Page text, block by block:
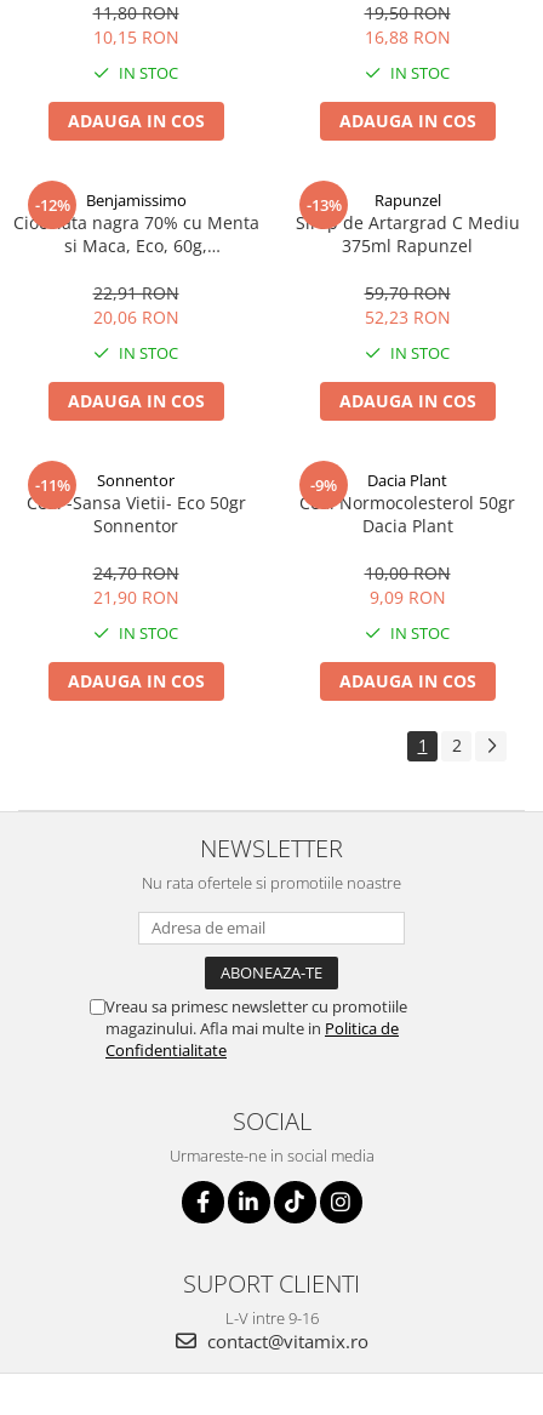
11,80 RON
10,15 RON
IN STOC
ADAUGA IN COS
19,50 RON
16,88 RON
IN STOC
ADAUGA IN COS
-12% Benjamissimo
Ciocolata nagra 70% cu Menta
si Maca, Eco, 60g,
22,91 RON
20,06 RON
IN STOC
ADAUGA IN COS
-13% Rapunzel
Sirop de Artargrad C Mediu
375ml Rapunzel
59,70 RON
52,23 RON
IN STOC
ADAUGA IN COS
-11% Sonnentor
Ceai -Sansa Vietii- Eco 50gr
Sonnentor
24,70 RON
21,90 RON
IN STOC
ADAUGA IN COS
-9% Dacia Plant
Ceai Normocolesterol 50gr
Dacia Plant
10,00 RON
9,09 RON
IN STOC
ADAUGA IN COS
1 2
NEWSLETTER
Nu rata ofertele si promotiile noastre
Vreau sa primesc newsletter cu promotiile
magazinului. Afla mai multe in Politica de
Confidentialitate
SOCIAL
Urmareste-ne in social media
SUPORT CLIENTI
L-V intre 9-16
contact@vitamix.ro